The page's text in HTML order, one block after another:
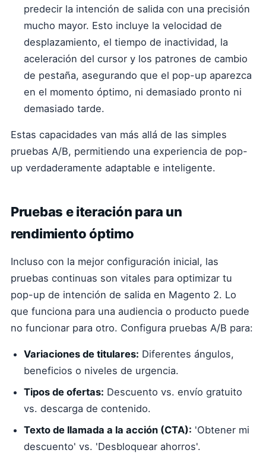
predecir la intención de salida con una precisión
mucho mayor. Esto incluye la velocidad de
desplazamiento, el tiempo de inactividad, la
aceleración del cursor y los patrones de cambio
de pestaña, asegurando que el pop-up aparezca
en el momento óptimo, ni demasiado pronto ni
demasiado tarde.
Estas capacidades van más allá de las simples
pruebas A/B, permitiendo una experiencia de pop-
up verdaderamente adaptable e inteligente.
Pruebas e iteración para un
rendimiento óptimo
Incluso con la mejor configuración inicial, las
pruebas continuas son vitales para optimizar tu
pop-up de intención de salida en Magento 2. Lo
que funciona para una audiencia o producto puede
no funcionar para otro. Configura pruebas A/B para:
Variaciones de titulares: Diferentes ángulos,
beneficios o niveles de urgencia.
Tipos de ofertas: Descuento vs. envío gratuito
vs. descarga de contenido.
Texto de llamada a la acción (CTA): 'Obtener mi
descuento' vs. 'Desbloquear ahorros'.